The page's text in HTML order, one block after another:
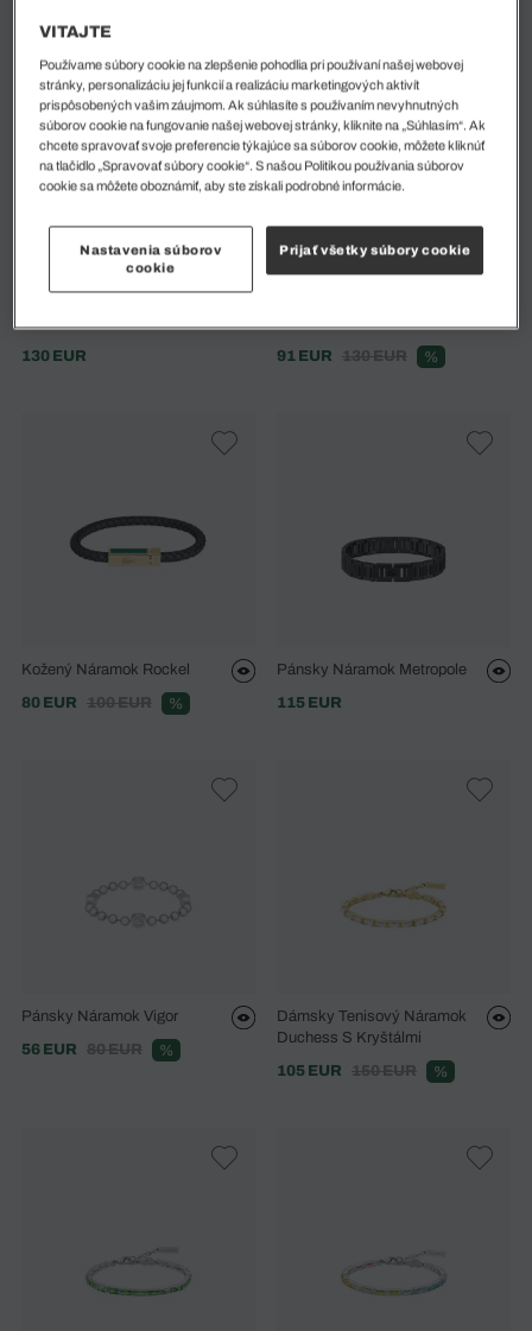
Silver
130 EUR
Silver
91 EUR
130 EUR %
Kožený Náramok Rockel
80 EUR
100 EUR %
Pánsky Náramok Metropole
115 EUR
Pánsky Náramok Vigor
56 EUR
80 EUR %
Dámsky Tenisový Náramok
Duchess S Kryštálmi
105 EUR
150 EUR %
VITAJTE
Používame súbory cookie na zlepšenie pohodlia pri používaní našej webovej
stránky, personalizáciu jej funkcií a realizáciu marketingových aktivít
prispôsobených vašim záujmom. Ak súhlasíte s používaním nevyhnutných
súborov cookie na fungovanie našej webovej stránky, kliknite na „Súhlasím“. Ak
chcete spravovať svoje preferencie týkajúce sa súborov cookie, môžete kliknúť
na tlačidlo „Spravovať súbory cookie“. S našou Politikou používania súborov
cookie sa môžete oboznámiť, aby ste získali podrobné informácie.
Nastavenia súborov
cookie
Prijať všetky súbory cookie